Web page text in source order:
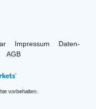
Impressum
Daten­
AGB
vorbehalten.